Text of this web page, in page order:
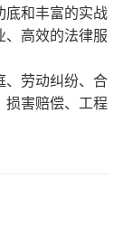
底和丰富的实战
、高效的法律服
、劳动纠纷、合
损害赔偿、工程